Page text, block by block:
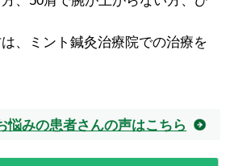
は、ミント鍼灸治療院での治療を
悩みの患者さんの声はこちら